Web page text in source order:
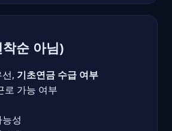
순 아님)
, 기초연금 수급 여부
로 가능 여부
성